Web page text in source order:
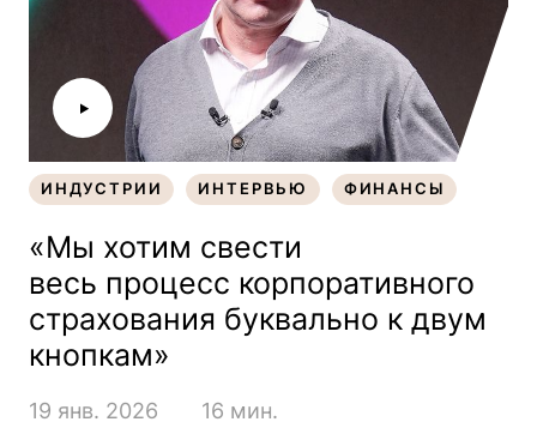
ИНДУСТРИИ
ИНТЕРВЬЮ
ФИНАНСЫ
«Мы хотим свести
весь процесс корпоративного
страхования буквально к двум
кнопкам»
19 янв. 2026 16 мин.